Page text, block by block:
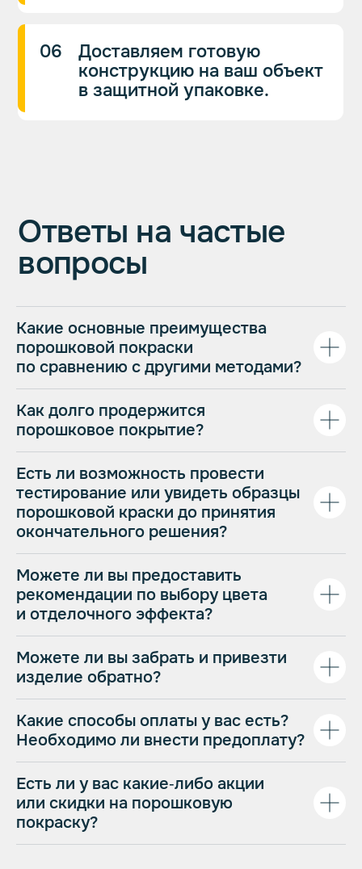
Какие основные преимущества
порошковой покраски
по сравнению с другими методами?
Как долго продержится
порошковое покрытие?
Есть ли возможность провести
тестирование или увидеть образцы
порошковой краски до принятия
окончательного решения?
Можете ли вы предоставить
рекомендации по выбору цвета
и отделочного эффекта?
Можете ли вы забрать и привезти
изделие обратно?
Какие способы оплаты у вас есть?
Необходимо ли внести предоплату?
Есть ли у вас какие‑либо акции
или скидки на порошковую
покраску?
Не является публичной офертой
Политика обработки персональных данных
График работы
Посмотреть реквизиты